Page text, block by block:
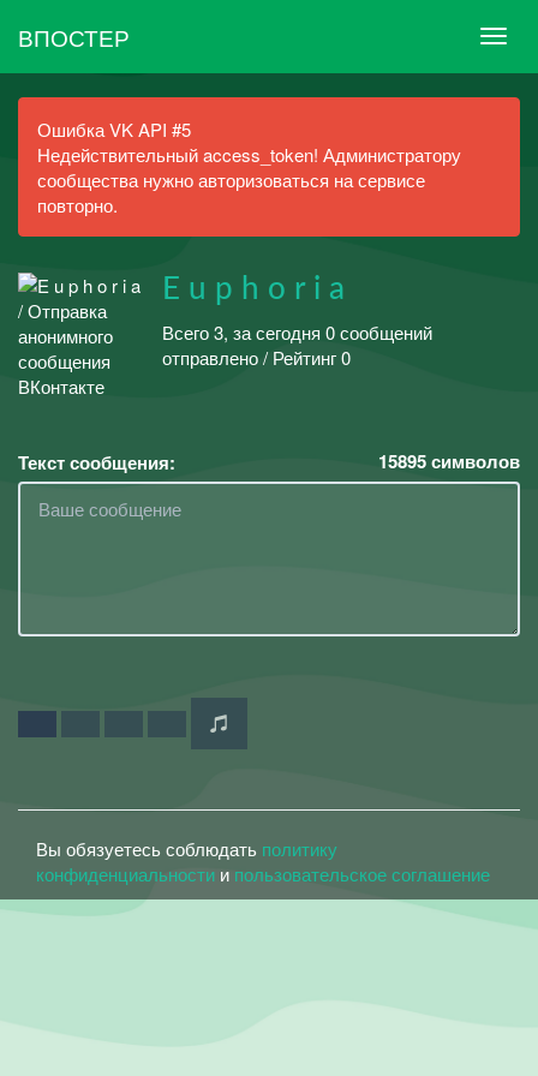
ВПОСТЕР
Ошибка VK API #5
Недействительный access_token! Администратору
сообщества нужно авторизоваться на сервисе
повторно.
E u p h o r i a
Всего 3, за сегодня 0 сообщений
отправлено / Рейтинг 0
Текст сообщения: 15895символов
Вы обязуетесь соблюдать политику
конфиденциальности и пользовательское соглашение